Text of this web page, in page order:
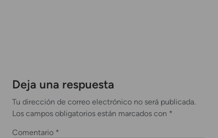
Deja una respuesta
Tu dirección de correo electrónico no será publicada.
Los campos obligatorios están marcados con *
Comentario *